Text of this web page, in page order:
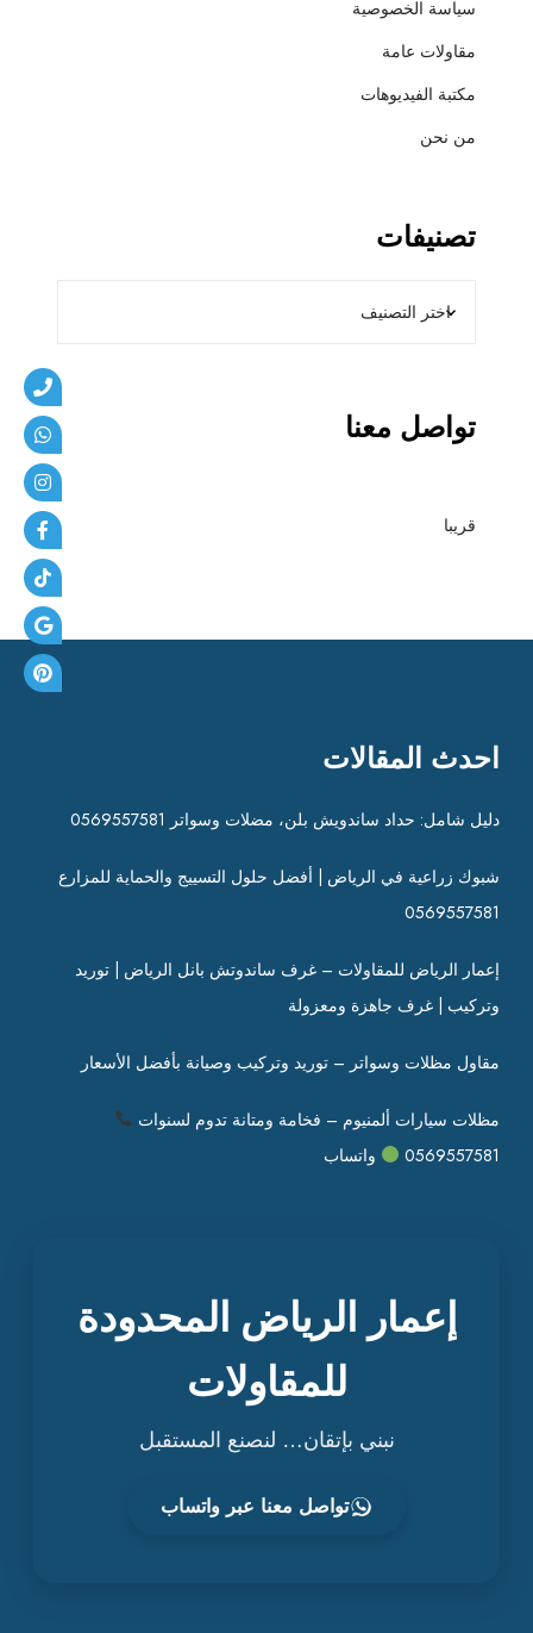
سياسة الخصوصية
مقاولات عامة
مكتبة الفيديوهات
من نحن
تصنيفات
تواصل معنا
قريبا
احدث المقالات
دليل شامل: حداد ساندويش بلن، مضلات وسواتر 0569557581
شبوك زراعية في الرياض | أفضل حلول التسييج والحماية للمزارع
0569557581
إعمار الرياض للمقاولات – غرف ساندوتش بانل الرياض | توريد
وتركيب | غرف جاهزة ومعزولة
مقاول مظلات وسواتر – توريد وتركيب وصيانة بأفضل الأسعار
مظلات سيارات ألمنيوم – فخامة ومتانة تدوم لسنوات
0569557581
واتساب
إعمار الرياض المحدودة
للمقاولات
نبني بإتقان… لنصنع المستقبل
تواصل معنا عبر واتساب